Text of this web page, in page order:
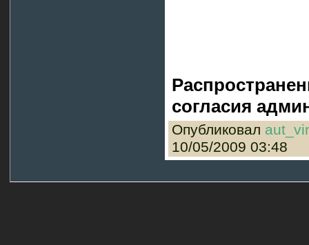
согласия
Опубликовал
10/05/2009 03:48